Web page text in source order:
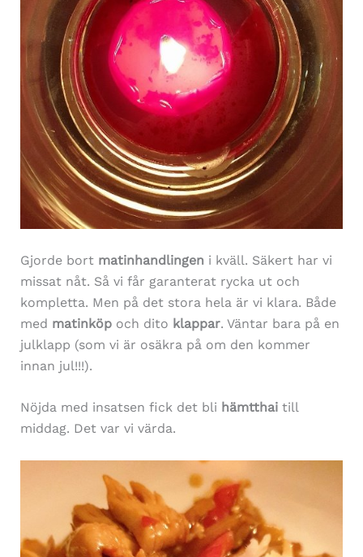
Gjorde bort matinhandlingen i kväll. Säkert har vi
missat nåt. Så vi får garanterat rycka ut och
kompletta. Men på det stora hela är vi klara. Både
med matinköpoch dito klappar. Väntar bara på en
julklapp (som vi är osäkra på om den kommer
innan jul!!!).
Nöjda med insatsen fick det bli hämtthaitill
middag. Det var vi värda.